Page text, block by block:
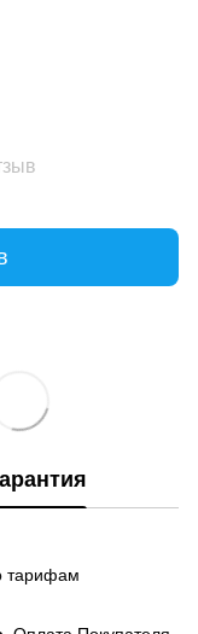
тарифам